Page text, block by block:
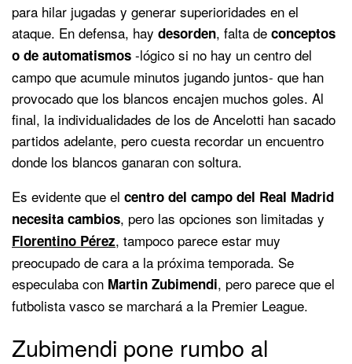
para hilar jugadas y generar superioridades en el
ataque. En defensa, hay desorden, falta de conceptos
o de automatismos -lógico si no hay un centro del
campo que acumule minutos jugando juntos- que han
provocado que los blancos encajen muchos goles. Al
final, la individualidades de los de Ancelotti han sacado
partidos adelante, pero cuesta recordar un encuentro
donde los blancos ganaran con soltura.
Es evidente que el centro del campo del Real Madrid
necesita cambios, pero las opciones son limitadas y
Florentino Pérez, tampoco parece estar muy
preocupado de cara a la próxima temporada. Se
especulaba con Martin Zubimendi, pero parece que el
futbolista vasco se marchará a la Premier League.
Zubimendi pone rumbo al